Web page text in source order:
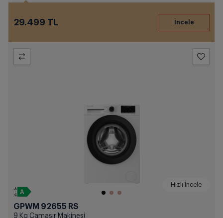
29.499 TL
Hızlı İncele
GPWM 92655 RS
9 Kg Çamaşır Makinesi